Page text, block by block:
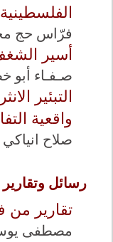
الفلسطينية
فرّاس حج
أسير
صـفـاء أبو
التبئير
واقعية
صلاح
رسائل وتقارير
تقارير
مصطفى